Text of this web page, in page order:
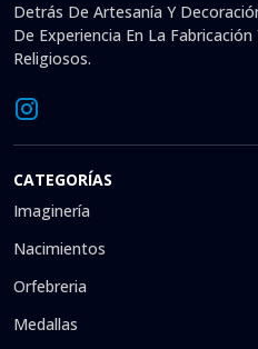
Detrás De Artesanía Y
De Experiencia En La
Religiosos.
CATEGORÍAS
Imaginería
Nacimientos
Orfebreria
Medallas